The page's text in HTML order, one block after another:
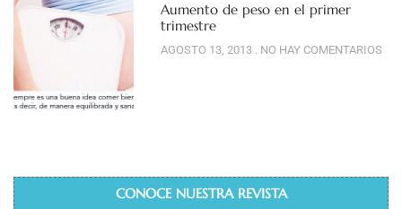
Aumento de peso en el primer
trimestre
AGOSTO 13, 2013 NO HAY COMENTARIOS
CONOCE NUESTRA REVISTA